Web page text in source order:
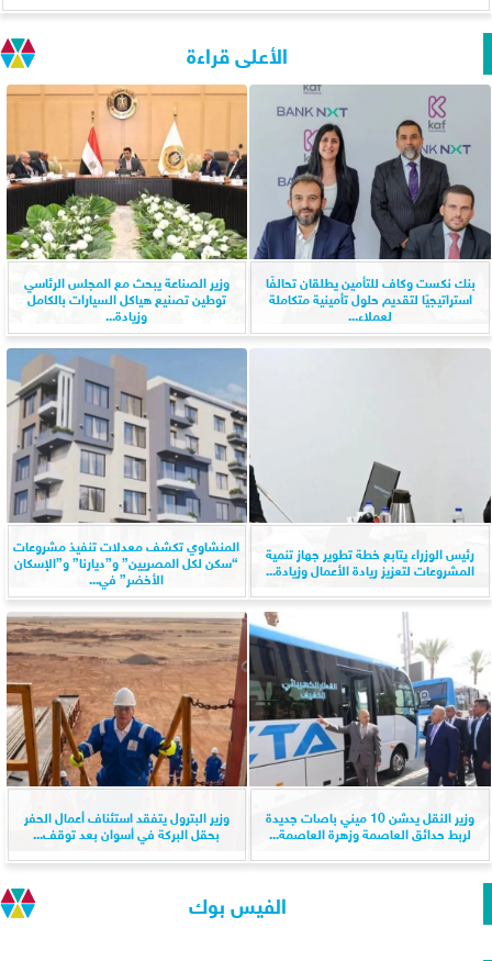
الأعلى قراءة
بنك نكست وكاف للتأمين يطلقان تحالفًا
استراتيجيًا لتقديم حلول تأمينية متكاملة
لعملاء...
وزير الصناعة يبحث مع المجلس الرئاسي
توطين تصنيع هياكل السيارات بالكامل
وزيادة...
رئيس الوزراء يتابع خطة تطوير جهاز تنمية
المشروعات لتعزيز ريادة الأعمال وزيادة...
المنشاوي تكشف معدلات تنفيذ مشروعات
“سكن لكل المصريين” و”ديارنا” و”الإسكان
الأخضر” في...
وزير النقل يدشن 10 ميني باصات جديدة
لربط حدائق العاصمة وزهرة العاصمة...
وزير البترول يتفقد استئناف أعمال الحفر
بحقل البركة في أسوان بعد توقف...
الفيس بوك